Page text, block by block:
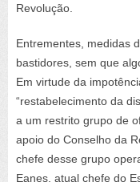
Revolução.
Entrementes, medidas
bastidores, sem que
Em virtude da
“restabelecimento da
a um restrito grupo de
apoio do Conselho da
chefe desse grupo
Eanes, atual chefe do